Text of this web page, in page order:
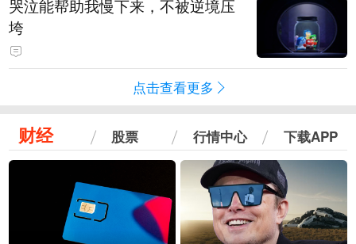
哭泣能帮助我慢下来，不被逆境压
垮
点击查看更多
财经 股票 行情中心 下载APP